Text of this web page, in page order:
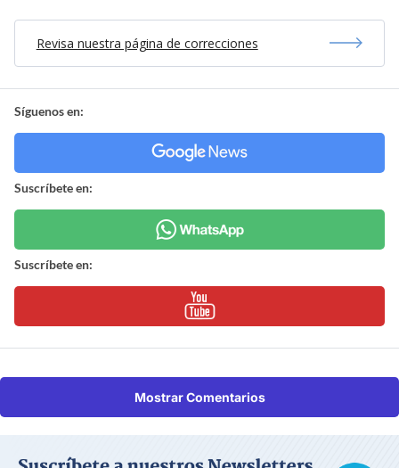
Revisa nuestra página de correcciones
Síguenos en:
Suscríbete en:
Suscríbete en:
Mostrar Comentarios